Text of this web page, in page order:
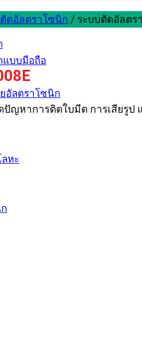
แบบมือถือ
อัลตราโซนิก
หะ
ตัดอัลตราโซนิก / ระบบตัดอัลตร
ญหาการติดใบมีด การเสียรู